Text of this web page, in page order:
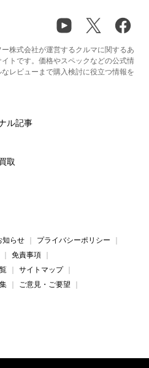
株式会社が運営するクルマに関するあ
トです。価格やスペックなどの公式情
レビューまで購入検討に役立つ情報を
ル記事
取
知らせ
プライバシーポリシー
免責事項
サイトマップ
ご意見・ご要望